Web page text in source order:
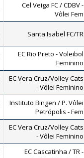
Cel Veiga FC / CDBV -
Vôlei Fem
Santa Isabel FC/TR
EC Rio Preto - Voleibol
Feminino
EC Vera Cruz/Volley Cats
- Vôlei Feminino
Instituto Bingen / P. Vôlei
Petrópolis - Fem
EC Vera Cruz/Volley Cats
- Vôlei Feminino
EC Cascatinha / TR -